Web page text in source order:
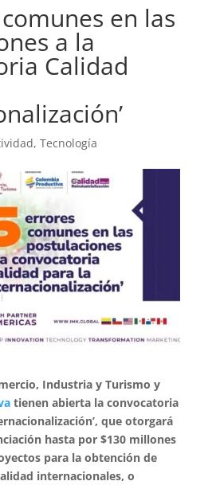
en las
a la
Calidad
, Tecnología
Industria y Turismo y
tienen abierta la convocatoria
que otorgará
hasta por $130 millones
para la obtención de
internacionales, o